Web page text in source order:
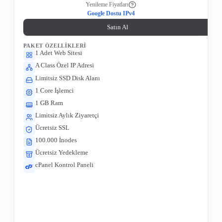
Yenileme Fiyatları
Google Dostu IPv4
Satın Al
PAKET ÖZELLIKLERI
1 Adet Web Sitesi
A Class Özel IP Adresi
Limitsiz SSD Disk Alanı
1 Core İşlemci
1 GB Ram
Limitsiz Aylık Ziyaretçi
Ücretsiz SSL
100.000 İnodes
Ücretsiz Yedekleme
cPanel Kontrol Paneli